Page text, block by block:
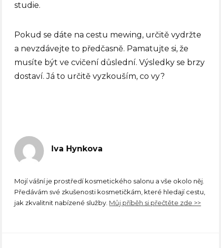
studie.
Pokud se dáte na cestu mewing, určitě vydržte
a nevzdávejte to předčasně. Pamatujte si, že
musíte být ve cvičení důslední. Výsledky se brzy
dostaví. Já to určitě vyzkouším, co vy?
Iva Hynkova
Mojí vášní je prostředí kosmetického salonu a vše okolo něj.
Předávám své zkušenosti kosmetičkám, které hledají cestu,
jak zkvalitnit nabízené služby. Můj příběh si přečtěte zde >>